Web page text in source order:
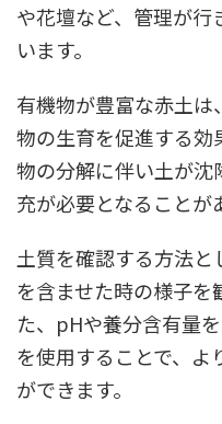
や花壇など、管理が行
います。
有機物が豊富な赤土
物の生育を促進する効
物の分解に伴い土が
充が必要となることが
土質を確認する方法と
を含ませた時の様子を
た、pHや養分含有量
を使用することで、よ
ができます。